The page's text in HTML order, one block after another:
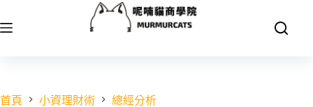
至
容
首頁 小資理財術 總經分析